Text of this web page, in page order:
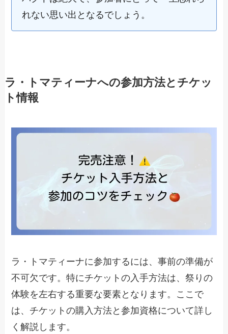
れない思い出となるでしょう。
ラ・トマティーナへの参加方法とチケッ
ト情報
ラ・トマティーナに参加するには、事前の準備が
不可欠です。特にチケットの入手方法は、祭りの
体験を左右する重要な要素となります。ここで
は、チケットの購入方法と参加資格について詳し
く解説します。